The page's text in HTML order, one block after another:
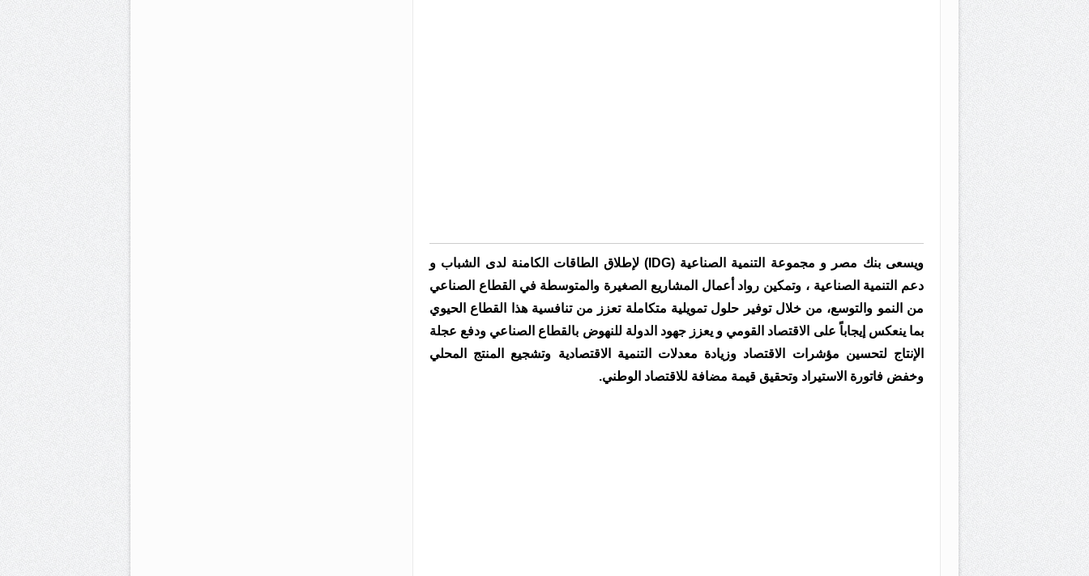
ويسعى بنك مصر و مجموعة التنمية الصناعية (IDG) لإطلاق الطاقات الكامنة لدى الشباب و
دعم التنمية الصناعية ، وتمكين رواد أعمال المشاريع الصغيرة والمتوسطة في القطاع الصناعي
من النمو والتوسع، من خلال توفير حلول تمويلية متكاملة تعزز من تنافسية هذا القطاع الحيوي
بما ينعكس إيجاباً على الاقتصاد القومي و يعزز جهود الدولة للنهوض بالقطاع الصناعي ودفع عجلة
الإنتاج لتحسين مؤشرات الاقتصاد وزيادة معدلات التنمية الاقتصادية وتشجيع المنتج المحلي
وخفض فاتورة الاستيراد وتحقيق قيمة مضافة للاقتصاد الوطني.